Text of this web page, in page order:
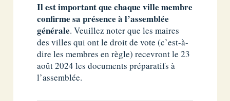
Il est important que chaque ville membre
confirme sa présence à l’assemblée
générale. Veuillez noter que les maires
des villes qui ont le droit de vote (c’est-à-
dire les membres en règle) recevront le 23
août 2024 les documents préparatifs à
l’assemblée.